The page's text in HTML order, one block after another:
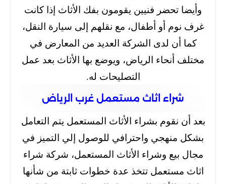
وأيضا تحضر فنيين يقومون بفك الأثاث إذا كانت
غرف نوم أو أطفال، مع نقلهم إلى سيارة النقل،
كما أن لدى الشركة العديد من المعارض في
مختلف أنحاء الرياض، ويوضع بها الأثاث بعد عمل
التصليحات له.
شراء اثاث مستعمل غرب الرياض
بعد أن نقوم بشراء الأثاث المستعمل يتم التعامل
بشكل منهجي واحترافي للوصول إلي التميز في
مجال بيع وشراء الأثاث المستعمل، شركة شراء
اثاث مستعمل تتخذ عدة خطوات ثابتة من شأنها